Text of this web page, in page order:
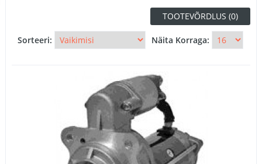
TOOTEVÕRDLUS (0)
Sorteeri: Näita Korraga: